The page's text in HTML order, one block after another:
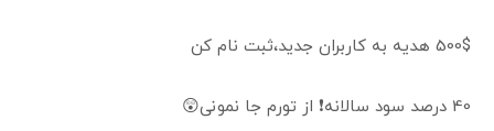
500$ هدیه به کاربران جدید،ثبت نام کن
40 درصد سود سالانه❗ از تورم جا نمونی😲